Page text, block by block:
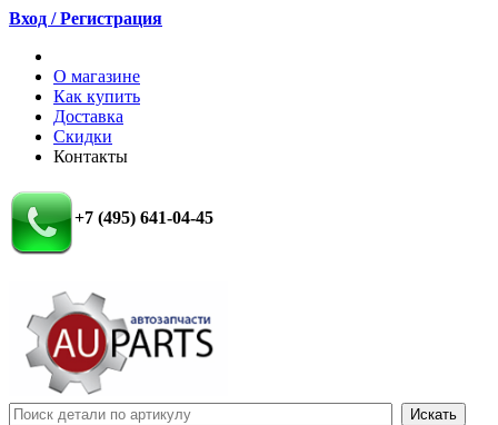
Вход / Регистрация
О магазине
Как купить
Доставка
Скидки
Контакты
+7 (495) 641-04-45